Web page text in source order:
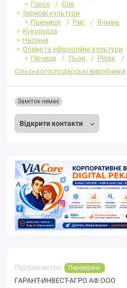
Горох
Соя
Зернові культури
Пшениця
Рис
Ячмінь
Кукурудза
Насіння
Олійні та ефіроолійні культури
Гірчиця
Льон Ріпак
Сільськогосподарські виробники
Відкрити контакти
Заміток немає
Підприємство: Перевірено
ГАРАНТ-ИНВЕСТ-АГРО АФ ООО